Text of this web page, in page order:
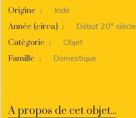
Origine :
Inde
Année (circa) :
Début 20° siècle
Catégorie :
Objet
Famille : Domestique
A propos de cet objet...